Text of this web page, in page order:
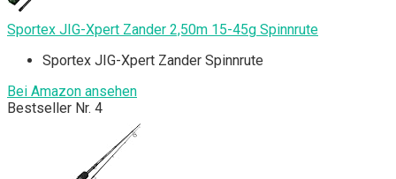
Sportex JIG-Xpert Zander 2,50m 15-45g Spinnrute
Sportex JIG-Xpert Zander Spinnrute
Bei Amazon ansehen
Bestseller Nr. 4